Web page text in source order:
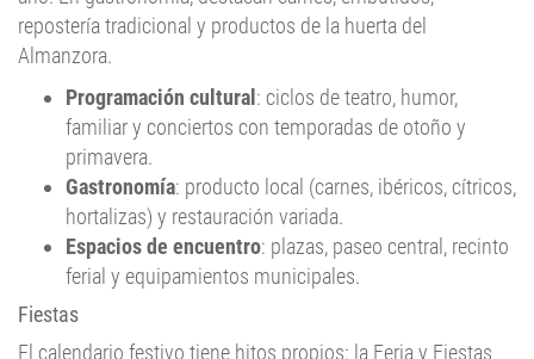
Almanzora.
Programación cultural
familiar y conciertos con temporadas de otoño y
primavera.
Gastronomía
: producto local (carnes, ibéricos, cítricos,
hortalizas) y restauración variada.
Espacios de encuentro: plazas, paseo central, recinto
ferial y equipamientos municipales.
Fiestas
El calendario festivo tiene hitos propios: la Feria y Fiestas
de octubre (tercera semana) llenan el recinto con casetas,